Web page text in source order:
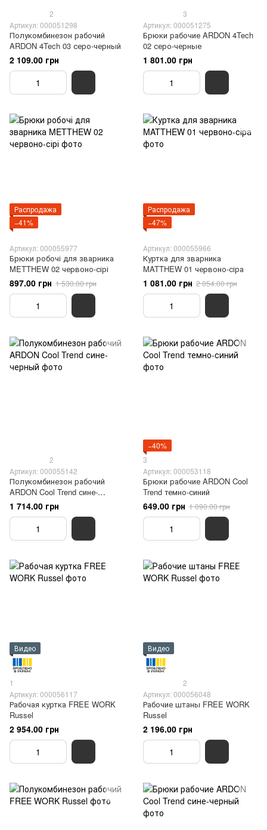
2
Артикул: 000051298
Полукомбинезон рабочий
ARDON 4Tech 03 серо-черный
2 109.00 грн
3
Артикул: 000051275
Брюки рабочие ARDON 4Tech
02 серо-черные
1 801.00 грн
Распродажа
−41%
Артикул: 000055977
Брюки робочі для зварника
METTHEW 02 червоно-сірі
897.00 грн 1 530.00 грн
Распродажа
−47%
Артикул: 000055966
Куртка для зварника
MATTHEW 01 червоно-сіра
1 081.00 грн 2 054.00 грн
2
Артикул: 000055142
Полукомбинезон рабочий
ARDON Cool Trend сине-
черный
1 714.00 грн
−40%
3
Артикул: 000053118
Брюки рабочие ARDON Cool
Trend темно-синий
649.00 грн 1 090.00 грн
Видео
1
Артикул: 000056117
Рабочая куртка FREE WORK
Russel
2 954.00 грн
Видео
2
Артикул: 000056048
Рабочие штаны FREE WORK
Russel
2 196.00 грн